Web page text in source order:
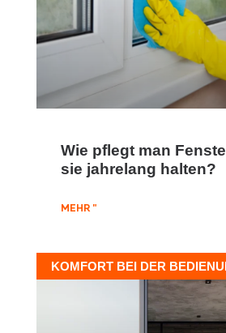
Wie pflegt man
sie jahrelang halten?
MEHR "
KOMFORT BEI DER